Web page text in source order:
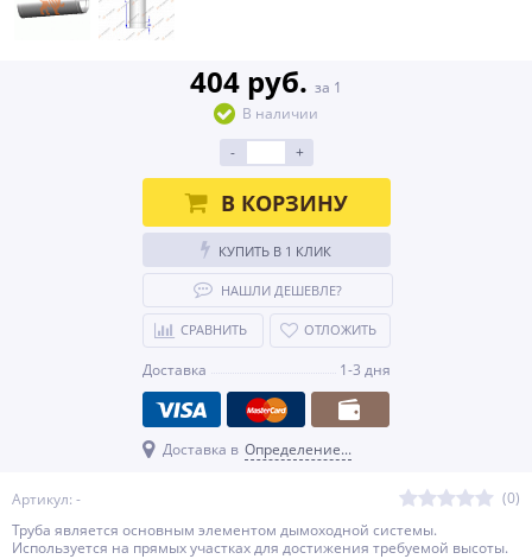
Артикул: -
(0)
Труба является основным элементом дымоходной системы.
Используется на прямых участках для достижения требуемой высоты.
404 руб. за 1
В наличии
-
+
В КОРЗИНУ
КУПИТЬ В 1 КЛИК
НАШЛИ ДЕШЕВЛЕ?
СРАВНИТЬ ОТЛОЖИТЬ
Доставка 1-3 дня
Доставка в Определение...